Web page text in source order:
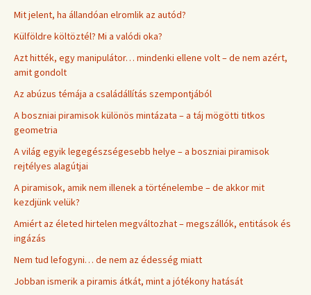
Mit jelent, ha állandóan elromlik az autód?
Külföldre költöztél? Mi a valódi oka?
Azt hitték, egy manipulátor… mindenki ellene volt – de nem azért,
amit gondolt
Az abúzus témája a családállítás szempontjából
A boszniai piramisok különös mintázata – a táj mögötti titkos
geometria
A világ egyik legegészségesebb helye – a boszniai piramisok
rejtélyes alagútjai
A piramisok, amik nem illenek a történelembe – de akkor mit
kezdjünk velük?
Amiért az életed hirtelen megváltozhat – megszállók, entitások és
ingázás
Nem tud lefogyni… de nem az édesség miatt
Jobban ismerik a piramis átkát, mint a jótékony hatását